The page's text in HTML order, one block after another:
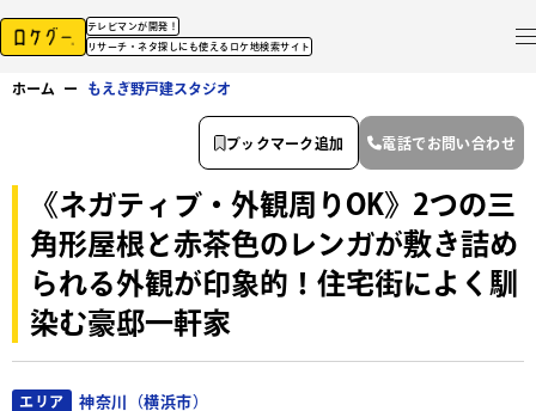
テレビマンが開発！
リサーチ・ネタ探しにも使えるロケ地検索サイト
ホーム ー もえぎ野戸建スタジオ
《ネガティブ・外観周りOK》2つの三
角形屋根と赤茶色のレンガが敷き詰め
られる外観が印象的！住宅街によく馴
染む豪邸一軒家
エリア 神奈川（横浜市）
ブックマーク追加 電話でお問い合わせ